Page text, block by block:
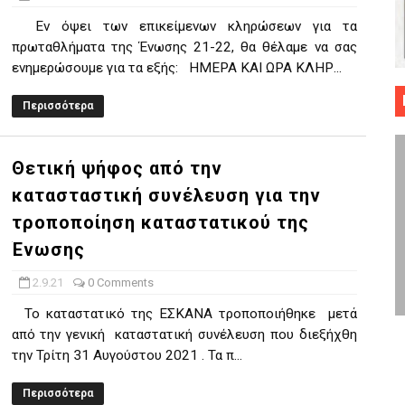
: 39Η ΕΠΕΤΕΙΟΣ ΑΠΟ ΤΟ ΕΠΟΣ ΤΟΥ 1987
ανδρών ΕΣΚΑΝΑ Μανδραϊκός Προοδευτική στο νέο κλ.
Πανελευσινιακό στον τελικό αύριο με Αρετσού (το video του
ΑΕ Ρέντη, Πέρα , Ερμής Αργυρ. και Δραπετσώνα
Εν όψει των επικείμενων κληρώσεων για τα
πρωταθλήματα της Ένωσης 21-22, θα θέλαμε να σας
ενημερώσουμε για τα εξής: HΜΕΡΑ ΚΑΙ ΩΡΑ ΚΛΗΡ...
Περισσότερα
Θετική ψήφος από την
κατασταστική συνέλευση για την
τροποποίηση καταστατικού της
Ένωσης
2.9.21 0 Comments
Το καταστατικό της ΕΣΚΑΝΑ τροποποιήθηκε μετά
από την γενική καταστατική συνέλευση που διεξήχθη
την Τρίτη 31 Αυγούστου 2021 . Τα π...
Περισσότερα